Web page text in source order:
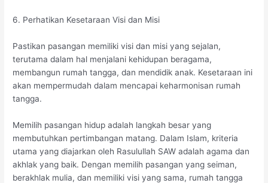
6. Perhatikan Kesetaraan Visi dan Misi
Pastikan pasangan memiliki visi dan misi yang sejalan,
terutama dalam hal menjalani kehidupan beragama,
membangun rumah tangga, dan mendidik anak. Kesetaraan ini
akan mempermudah dalam mencapai keharmonisan rumah
tangga.
Memilih pasangan hidup adalah langkah besar yang
membutuhkan pertimbangan matang. Dalam Islam, kriteria
utama yang diajarkan oleh Rasulullah SAW adalah agama dan
akhlak yang baik. Dengan memilih pasangan yang seiman,
berakhlak mulia, dan memiliki visi yang sama, rumah tangga